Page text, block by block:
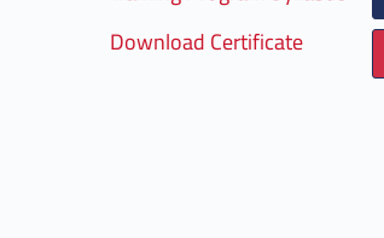
Download Certificate